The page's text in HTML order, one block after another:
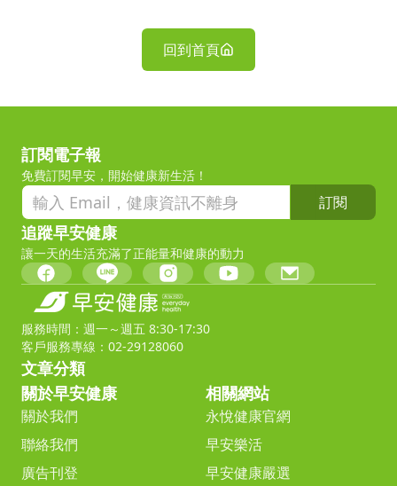
回到首頁
訂閱電子報
免費訂閱早安，開始健康新生活！
訂閱
追蹤早安健康
讓一天的生活充滿了正能量和健康的動力
服務時間：週一～週五 8:30-17:30
客戶服務專線：02-29128060
文章分類
關於早安健康
關於我們
聯絡我們
廣告刊登
相關網站
永悅健康官網
早安樂活
早安健康嚴選